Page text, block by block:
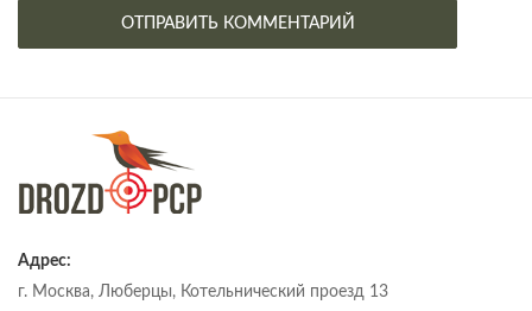
Адрес:
г. Москва, Люберцы, Котельнический проезд 13